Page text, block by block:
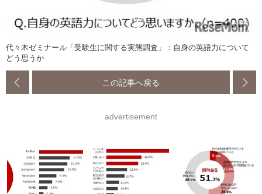
代々木ゼミナール「受験生に関する実態調査」：自身の英語力について
どう思うか
この記事へ戻る
advertisement